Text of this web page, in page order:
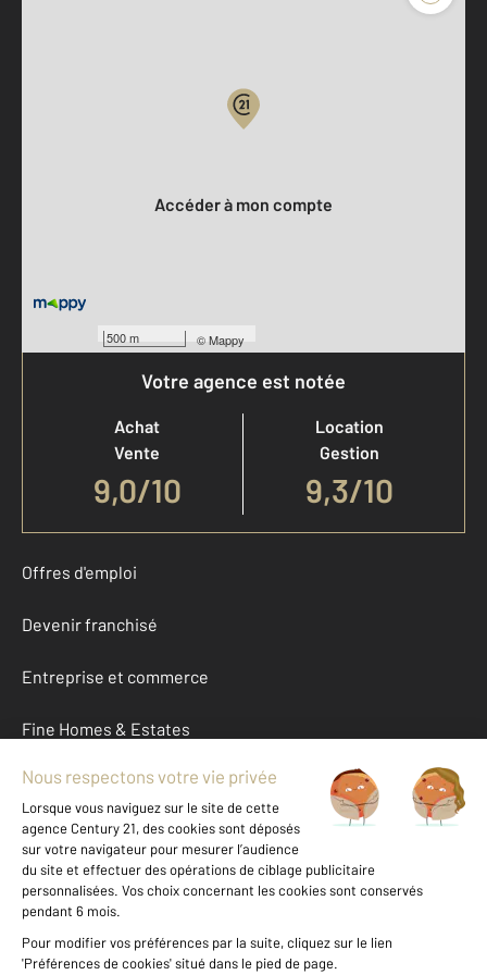
500 m ©Mappy
Accéder à mon compte
Votre agence est notée
Achat
Vente
9,0/10
Location
Gestion
9,3/10
Offres d'emploi
Devenir franchisé
Entreprise et commerce
Fine Homes & Estates
À propos
International
Nous contacter